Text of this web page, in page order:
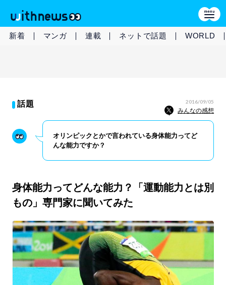
新着 マンガ 連載 ネットで話題 WORLD
話題 2016/09/05
みんなの感想
オリンピックとかで言われている身体能力ってど
んな能力ですか？
身体能力ってどんな能力？「運動能力とは別
もの」専門家に聞いてみた